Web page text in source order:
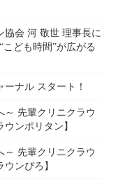
協会 河 敬世 理事長に
ども時間”が広がる
ナル スタート！
～ 先輩クリニクラウ
ンポリタン】
～ 先輩クリニクラウ
ンぴろ】